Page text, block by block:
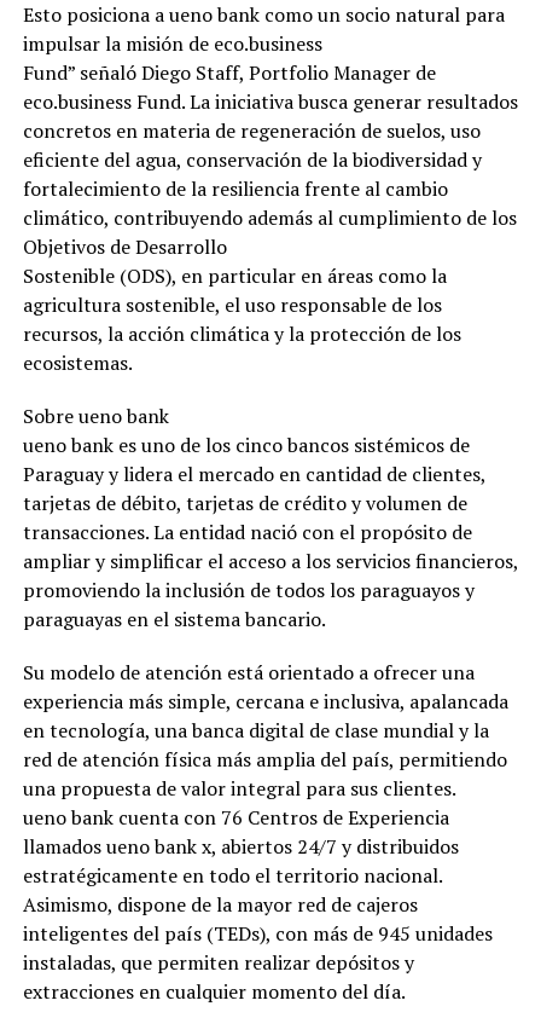
Esto posiciona a ueno bank como un socio natural para
impulsar la misión de eco.business
Fund” señaló Diego Staff, Portfolio Manager de
eco.business Fund. La iniciativa busca generar resultados
concretos en materia de regeneración de suelos, uso
eficiente del agua, conservación de la biodiversidad y
fortalecimiento de la resiliencia frente al cambio
climático, contribuyendo además al cumplimiento de los
Objetivos de Desarrollo
Sostenible (ODS), en particular en áreas como la
agricultura sostenible, el uso responsable de los
recursos, la acción climática y la protección de los
ecosistemas.
Sobre ueno bank
ueno bank es uno de los cinco bancos sistémicos de
Paraguay y lidera el mercado en cantidad de clientes,
tarjetas de débito, tarjetas de crédito y volumen de
transacciones. La entidad nació con el propósito de
ampliar y simplificar el acceso a los servicios financieros,
promoviendo la inclusión de todos los paraguayos y
paraguayas en el sistema bancario.
Su modelo de atención está orientado a ofrecer una
experiencia más simple, cercana e inclusiva, apalancada
en tecnología, una banca digital de clase mundial y la
red de atención física más amplia del país, permitiendo
una propuesta de valor integral para sus clientes.
ueno bank cuenta con 76 Centros de Experiencia
llamados ueno bank x, abiertos 24/7 y distribuidos
estratégicamente en todo el territorio nacional.
Asimismo, dispone de la mayor red de cajeros
inteligentes del país (TEDs), con más de 945 unidades
instaladas, que permiten realizar depósitos y
extracciones en cualquier momento del día.